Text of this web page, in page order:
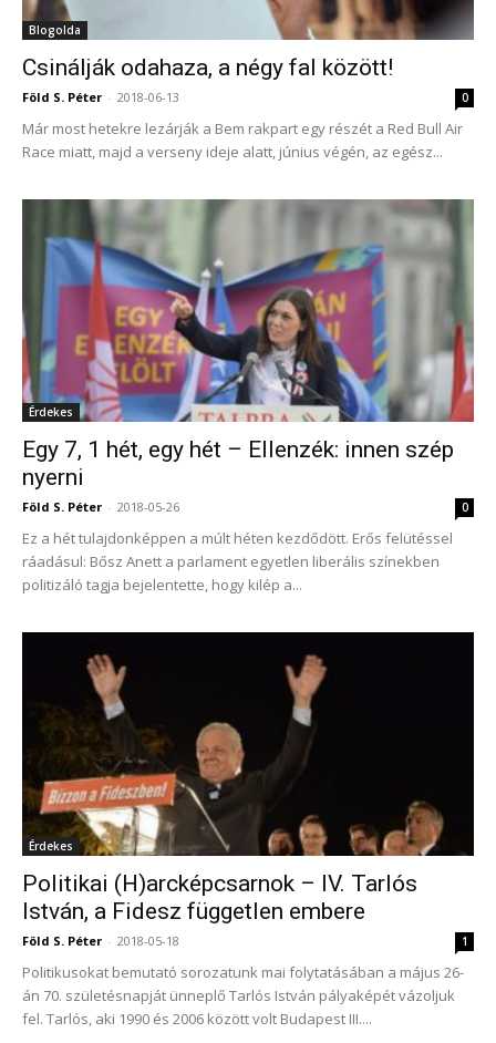
Blogolda
Csinálják odahaza, a négy fal között!
Föld S. Péter - 2018-06-13 0
Már most hetekre lezárják a Bem rakpart egy részét a Red Bull Air
Race miatt, majd a verseny ideje alatt, június végén, az egész...
Érdekes
Egy 7, 1 hét, egy hét – Ellenzék: innen szép
nyerni
Föld S. Péter - 2018-05-26 0
Ez a hét tulajdonképpen a múlt héten kezdődött. Erős felütéssel
ráadásul: Bősz Anett a parlament egyetlen liberális színekben
politizáló tagja bejelentette, hogy kilép a...
Érdekes
Politikai (H)arcképcsarnok – IV. Tarlós
István, a Fidesz független embere
Föld S. Péter - 2018-05-18 1
Politikusokat bemutató sorozatunk mai folytatásában a május 26-
án 70. születésnapját ünneplő Tarlós István pályaképét vázoljuk
fel. Tarlós, aki 1990 és 2006 között volt Budapest III....